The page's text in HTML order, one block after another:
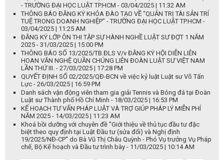
- TRƯỜNG ĐẠI HỌC LUẬT TP.HCM - 03/04/2025 | 11:32 AM
THÔNG BÁO ĐĂNG KÝ KHÓA ĐÀO TẠO VỀ “QUẢN TRỊ TÀI SẢN TRÍ
TUỆ TRONG DOANH NGHIỆP” - TRƯỜNG ĐẠI HỌC LUẬT TP.HCM -
03/04/2025 | 11:25 AM
ĐĂNG KÝ LỚP ÔN THI TẬP SỰ HÀNH NGHỀ LUẬT SƯ ĐỢT 1 NĂM
2025 - 31/03/2025 | 15:00 PM
THÔNG BÁO SỐ 13/2025/TB.ĐLS V/v ĐĂNG KÝ HỘI DIỄN LIÊN
HOAN VĂN NGHỆ QUẦN CHÚNG LIÊN ĐOÀN LUẬT SƯ VIỆT NAM
LẦN THỨ III. - 27/03/2025 | 17:28 PM
QUYẾT ĐỊNH SỐ 02/2025/QĐ-BCN về việc kỷ luật Luật sư Võ Tấn
Lực - 26/03/2025 | 16:59 PM
Danh sách vận động viên tham gia giải Tennis và Bóng đá tại Đoàn
Luật sư Thành phố Hồ Chí Minh - 18/03/2025 | 16:53 PM
KẾ HOẠCH TƯ VẤN PHÁP LUẬT VÀ TRỢ GIÚP PHÁP LÝ MIỄN PHÍ
NĂM 2025 - 14/03/2025 | 11:23 AM
Khoá bồi dưỡng với chuyên đề ''Giới thiệu về thủ tục đầu tư đặc
biệt theo quy định tại Luật Đầu tư (sửa đổi) và Nghị định
19/2025/NĐ-CP'' do Bà Vũ Thị Châu Quỳnh - Phó Vụ trưởng Vụ Pháp
chế, Bộ Kế hoạch và Đầu tư trình bày - 11/03/2025 | 10:14 AM